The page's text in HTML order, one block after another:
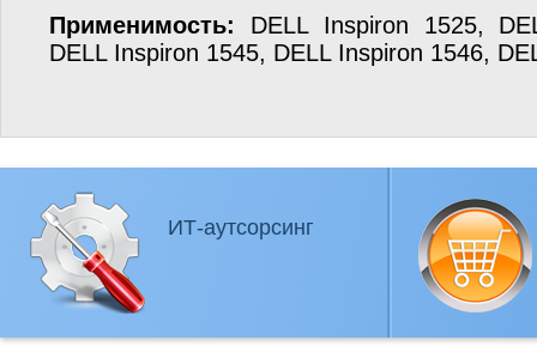
Применимость: DELL Inspiron 1525,
DELL Inspiron 1545, DELL Inspiron 1546,
ИТ-аутсорсинг